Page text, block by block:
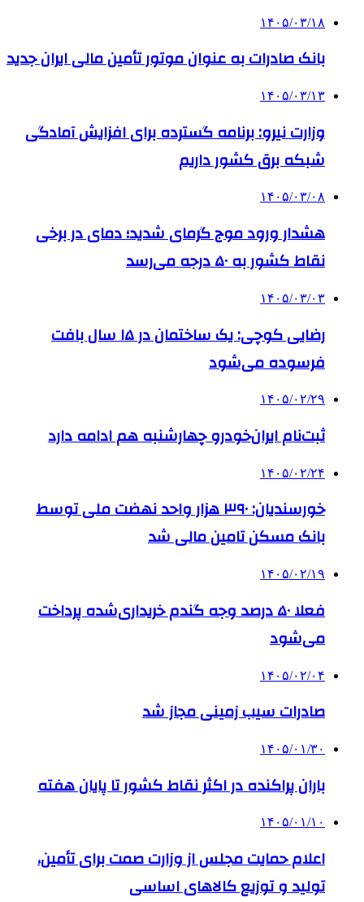
۱۴۰۵/۰۳/۱۸
بانک صادرات به‌ عنوان موتور تأمین مالی ایران جدید
۱۴۰۵/۰۳/۱۳
وزارت نیرو: برنامه‌ گسترده برای افزایش آمادگی
شبکه برق کشور داریم
۱۴۰۵/۰۳/۰۸
هشدار ورود موج گرمای شدید؛ دمای در برخی
نقاط کشور به ۵۰ درجه می‌رسد
۱۴۰۵/۰۳/۰۳
رضایی کوچی: یک ساختمان در ۱۵ سال بافت
فرسوده می‌شود
۱۴۰۵/۰۲/۲۹
ثبت‌نام ایران‌خودرو چهارشنبه هم ادامه دارد
۱۴۰۵/۰۲/۲۴
خورسندیان: ۳۹۰ هزار واحد نهضت ملی توسط
بانک مسکن تامین مالی شد
۱۴۰۵/۰۲/۱۹
فعلا ۵۰ درصد وجه گندم خریداری‌شده پرداخت
می‌شود
۱۴۰۵/۰۲/۰۴
صادرات سیب زمینی مجاز شد
۱۴۰۵/۰۱/۳۰
باران پراکنده در اکثر نقاط کشور تا پایان هفته
۱۴۰۵/۰۱/۱۰
اعلام حمایت مجلس از وزارت صمت برای تأمین،
تولید و توزیع کالاهای اساسی